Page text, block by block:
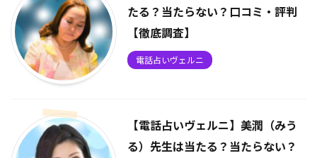
たる？当たらない？口コミ・評判
【徹底調査】
電話占いヴェルニ
【電話占いヴェルニ】美潤（みう
る）先生は当たる？当たらない？